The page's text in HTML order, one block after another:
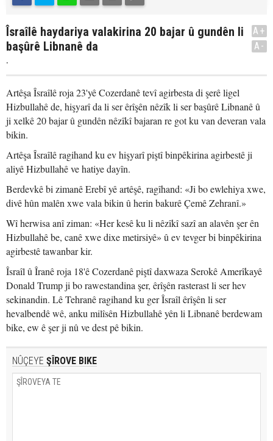
Îsraîlê haydariya valakirina 20 bajar û gundên li
başûrê Libnanê da
.
A+
A-
Artêşa Îsraîlê roja 23'yê Cozerdanê tevî agirbesta di şerê ligel
Hizbullahê de, hişyarî da li ser êrîşên nêzîk li ser başûrê Libnanê û
ji xelkê 20 bajar û gundên nêzîkî bajaran re got ku van deveran vala
bikin.
Artêşa Îsraîlê ragihand ku ev hişyarî piştî binpêkirina agirbestê ji
aliyê Hizbullahê ve hatiye dayîn.
Berdevkê bi zimanê Erebî yê artêşê, ragîhand: «Ji bo ewlehiya xwe,
divê hûn malên xwe vala bikin û herin bakurê Çemê Zehranî.»
Wî herwisa anî ziman: «Her kesê ku li nêzîkî sazî an alavên şer ên
Hizbullahê be, canê xwe dixe metirsiyê» û ev tevger bi binpêkirina
agirbestê tawanbar kir.
Îsraîl û Îranê roja 18'ê Cozerdanê piştî daxwaza Serokê Amerîkayê
Donald Trump ji bo rawestandina şer, êrîşên rasterast li ser hev
sekinandin. Lê Tehranê ragihand ku ger Îsraîl êrîşên li ser
hevalbendê wê, anku milîsên Hizbullahê yên li Libnanê berdewam
bike, ew ê şer ji nû ve dest pê bikin.
NÛÇEYE ŞÎROVE BIKE